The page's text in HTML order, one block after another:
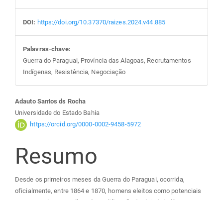
DOI: https://doi.org/10.37370/raizes.2024.v44.885
Palavras-chave:
Guerra do Paraguai, Província das Alagoas, Recrutamentos
Indígenas, Resistência, Negociação
Conteúdo
do
artigo
principal
Adauto Santos ds Rocha
Universidade do Estado Bahia
https://orcid.org/0000-0002-9458-5972
Resumo
Desde os primeiros meses da Guerra do Paraguai, ocorrida,
oficialmente, entre 1864 e 1870, homens eleitos como potenciais